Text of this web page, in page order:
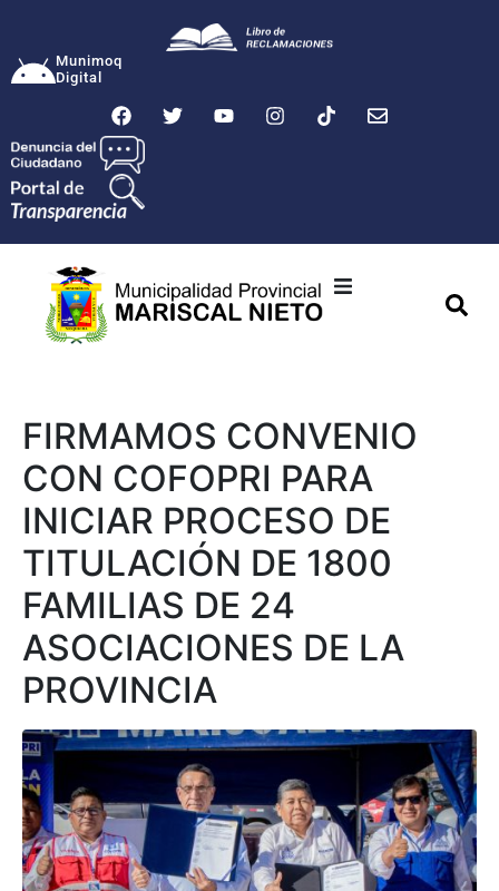
Munimoq
Digital
Transparencia
Seguridad
Programas
Intranet
FIRMAMOS CONVENIO
CON COFOPRI PARA
INICIAR PROCESO DE
TITULACIÓN DE 1800
FAMILIAS DE 24
ASOCIACIONES DE LA
PROVINCIA